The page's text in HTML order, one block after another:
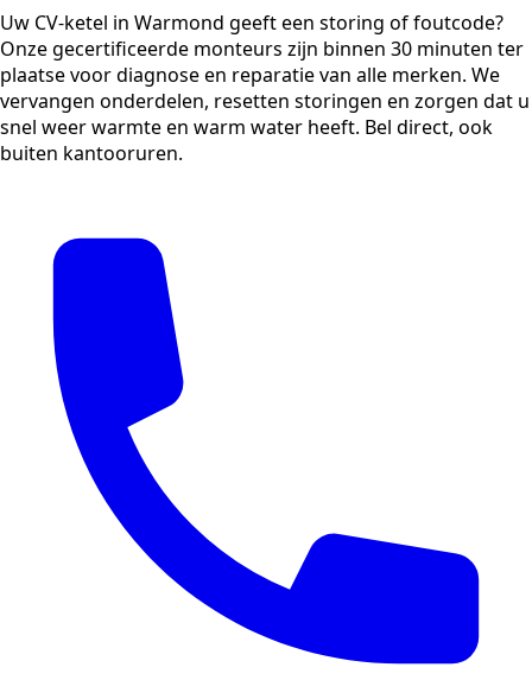
Uw CV-ketel in Warmond geeft een storing of foutcode?
Onze gecertificeerde monteurs zijn binnen 30 minuten ter
plaatse voor diagnose en reparatie van alle merken. We
vervangen onderdelen, resetten storingen en zorgen dat u
snel weer warmte en warm water heeft. Bel direct, ook
buiten kantooruren.